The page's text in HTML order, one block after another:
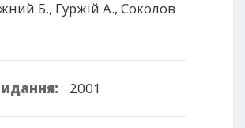
Б., Гуржій А., Соколов
2001